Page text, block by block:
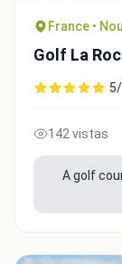
France •
Golf La
142 vistas
A golf